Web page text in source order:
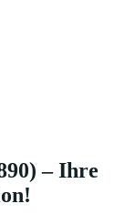
– Ihre